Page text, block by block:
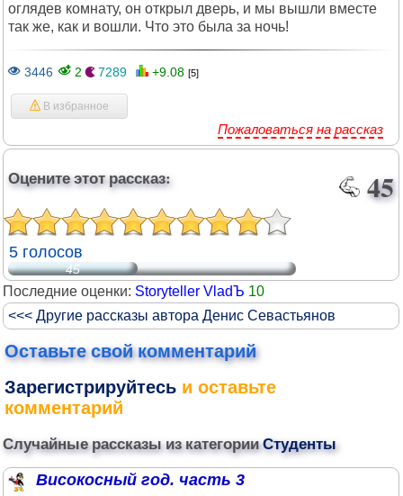
оглядев комнату, он открыл дверь, и мы вышли вместе
так же, как и вошли. Что это была за ночь!
3446 2 7289 +9.08 [5]
В избранное
Пожаловаться на рассказ
Оцените этот рассказ: 45
5 голосов
45
Последние оценки: Storyteller VladЪ 10
<<< Другие рассказы автора Денис Севастьянов
Оставьте свой комментарий
Зарегистрируйтесь и оставьте
комментарий
Случайные рассказы из категорииСтуденты
Високосный год. часть 3